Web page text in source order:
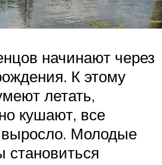
начинают через
К этому
летать,
кушают, все
Молодые
становиться